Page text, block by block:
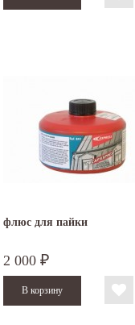
флюс для пайки
2 000 ₽